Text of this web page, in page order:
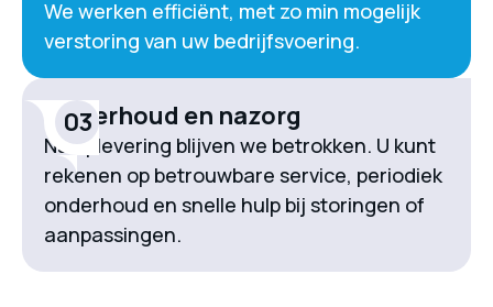
We werken efficiënt, met zo min mogelijk
verstoring van uw bedrijfsvoering.
Onderhoud en nazorg
Na oplevering blijven we betrokken. U kunt
rekenen op betrouwbare service, periodiek
onderhoud en snelle hulp bij storingen of
aanpassingen.
03